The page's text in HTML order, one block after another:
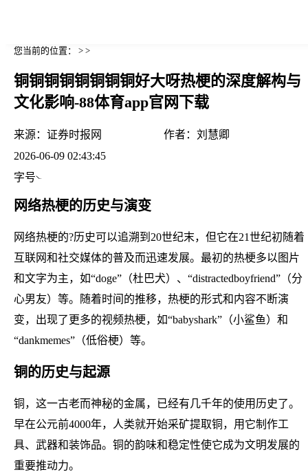
您当前的位置： > >
铜铜铜铜铜铜铜铜好大呀热梗的深度解构与
文化影响-88体育app官网下载
来源： 证券时报网 作者： 刘慧卿
2026-06-09 02:43:45
字号
网络热梗的历史与演变
网络热梗的?历史可以追溯到20世纪末，但它在21世纪初随着
互联网和社交媒体的普及而迅速发展。最初的热梗多以图片
和文字为主，如“doge”（杜巴犬）、“distractedboyfriend”（分
心男友）等。随着时间的推移，热梗的形式和内容不断演
变，出现了更多的视频热梗，如“babyshark”（小鲨鱼）和
“dankmemes”（低俗梗）等。
铜的历史与起源
铜，这一古老而神秘的金属，已经有几千年的使用历史了。
早在公元前4000年，人类就开始采矿提取铜，用它制作工
具、武器和装饰品。铜的韵味和稳定性使它成为文明发展的
重要推动力。